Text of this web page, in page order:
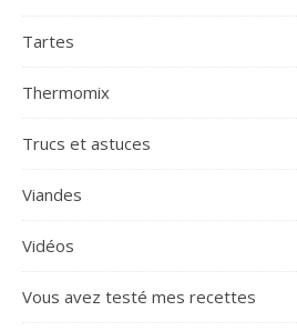
Tartes
Thermomix
Trucs et astuces
Viandes
Vidéos
Vous avez testé mes recettes